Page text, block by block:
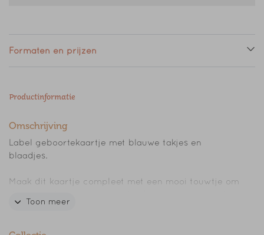
Formaten en prijzen
Productinformatie
Omschrijving
Label geboortekaartje met blauwe takjes en
blaadjes.
Maak dit kaartje compleet met een mooi touwtje om
Kaartje 1: 11,4 x 17,1 cm
Toon meer